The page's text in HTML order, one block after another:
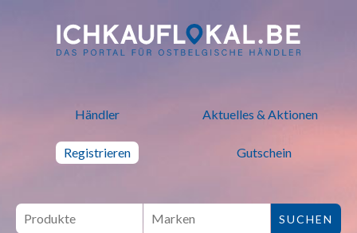
ich kauf lokal - Bei lokalen
Händler Aktuelles & Aktionen
Registrieren Gutschein